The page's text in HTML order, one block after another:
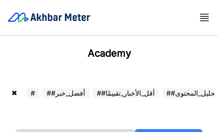
Academy
# ##أفضل_خبر ##أقل_الأخبار_تقييمًا ##تحليل_المحتوى